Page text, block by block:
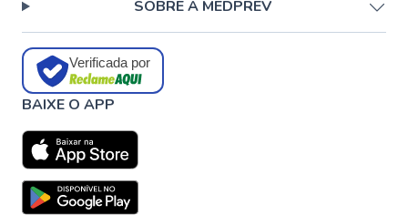
SOBRE A MEDPREV
Verificada por
BAIXE O APP